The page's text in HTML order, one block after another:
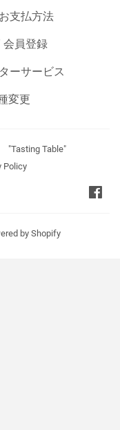
支払方法
会員登録
ーサービス
変更
"Tasting Table"
Policy
by Shopify